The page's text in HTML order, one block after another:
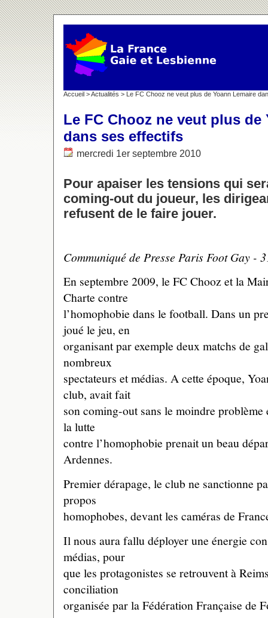
Accueil >Actualités > Le FC Chooz ne veut plus de Yoann Lemaire
Le FC Chooz ne veut plus de
dans ses effectifs
mercredi 1er septembre 2010
Pour apaiser les tensions qui
coming-out du joueur, les
refusent de le faire jouer.
Communiqué de Presse Paris Foot Gay -
En septembre 2009, le FC Chooz et la
Charte contre
l’homophobie dans le football. Dans un
joué le jeu, en
organisant par exemple deux matchs de
nombreux
spectateurs et médias. A cette époque,
club, avait fait
son coming-out sans le moindre problème
la lutte
contre l’homophobie prenait un beau
Ardennes.
Premier dérapage, le club ne sanctionne
propos
homophobes, devant les caméras de
Il nous aura fallu déployer une énergie
médias, pour
que les protagonistes se retrouvent à
conciliation
organisée par la Fédération Française de